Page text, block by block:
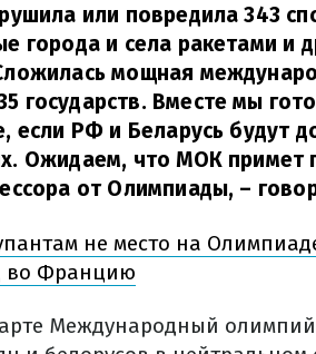
или повредила 343
города и села ракетами и
мощная
государств. Вместе мы
если РФ и Беларусь будут
Ожидаем, что МОК примет
от Олимпиады, –
не место на
во Францию
Международный